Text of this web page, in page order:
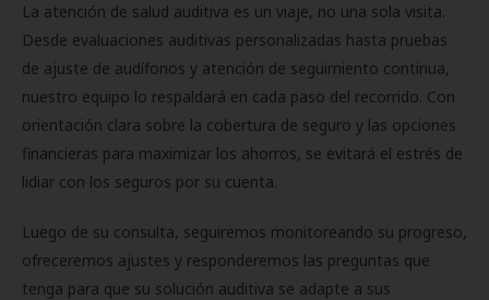
La atención de salud auditiva es un viaje, no una sola visita.
Desde evaluaciones auditivas personalizadas hasta pruebas
de ajuste de audífonos y atención de seguimiento continua,
nuestro equipo lo respaldará en cada paso del recorrido. Con
orientación clara sobre la cobertura de seguro y las opciones
financieras para maximizar los ahorros, se evitará el estrés de
lidiar con los seguros por su cuenta.
Luego de su consulta, seguiremos monitoreando su progreso,
ofreceremos ajustes y responderemos las preguntas que
tenga para que su solución auditiva se adapte a sus